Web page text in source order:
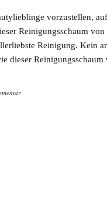
vorzustellen,
Reinigungsschaum
Reinigung. Kein
dieser Reinigungsschaum